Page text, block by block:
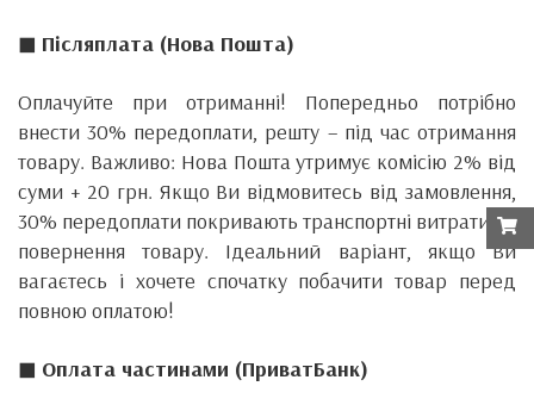
◼ Післяплата (Нова Пошта)
Оплачуйте при отриманні! Попередньо потрібно
внести 30% передоплати, решту – під час отримання
товару. Важливо: Нова Пошта утримує комісію 2% від
суми + 20 грн. Якщо Ви відмовитесь від замовлення,
30% передоплати покривають транспортні витрати на
повернення товару. Ідеальний варіант, якщо Ви
вагаєтесь і хочете спочатку побачити товар перед
повною оплатою!
◼ Оплата частинами (ПриватБанк)